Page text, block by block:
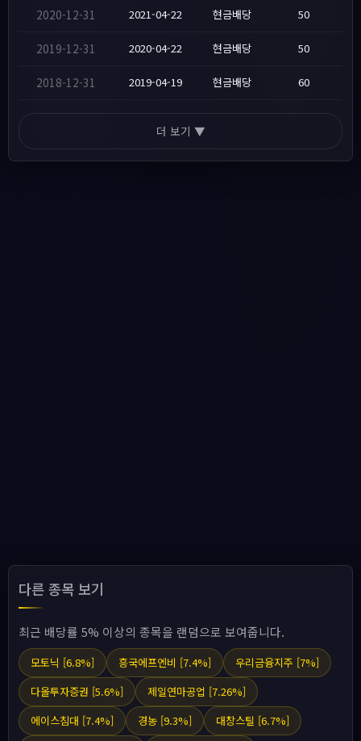
2020-12-31 2021-04-22 현금배당 50
2019-12-31 2020-04-22 현금배당 50
2018-12-31 2019-04-19 현금배당 60
더 보기 ▼
다른 종목 보기
최근 배당률 5% 이상의 종목을 랜덤으로 보여줍니다.
모토닉 [6.8%] 흥국에프엔비 [7.4%]
우리금융지주 [7%]
다올투자증권 [5.6%]
제일연마공업 [7.26%]
에이스침대 [7.4%]
경농 [9.3%]
대창스틸 [6.7%]